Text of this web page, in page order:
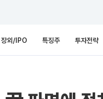
장외/IPO 특징주 투자전략